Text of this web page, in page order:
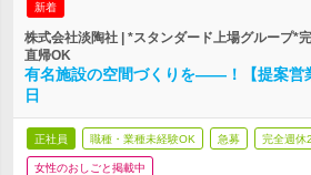
新着
株式会社淡陶社 | *スタンダード上場グループ*
直帰OK
有名施設の空間づくりを――！【提案営
日
正社員 職種・業種未経験OK 急募 完全週休
女性のおしごと掲載中